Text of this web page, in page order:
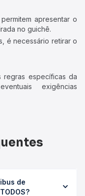
apresentar o
no guichê.
é necessário retirar o
regras específicas da
exigências
de